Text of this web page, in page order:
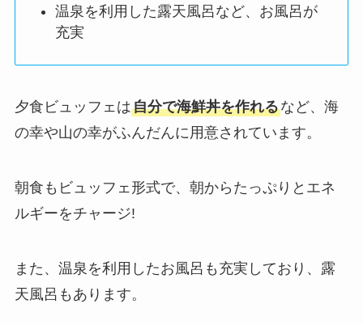
温泉を利用した露天風呂など、お風呂が
充実
夕食ビュッフェは自分で海鮮丼を作れるなど、海
の幸や山の幸がふんだんに用意されています。
朝食もビュッフェ形式で、朝からたっぷりとエネ
ルギーをチャージ!
また、温泉を利用したお風呂も充実しており、露
天風呂もあります。